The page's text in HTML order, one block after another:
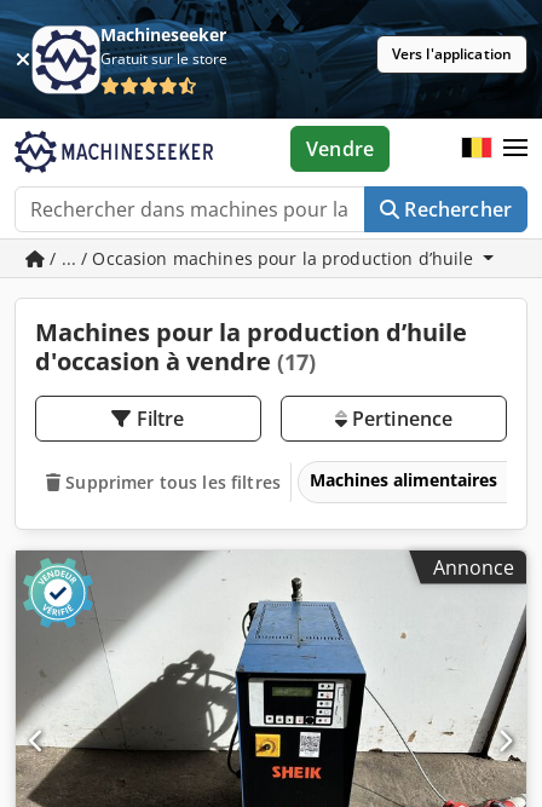
Machineseeker
Gratuit sur le store Vers l'application
Rechercher
Vendre
/ ... / Occasion machines pour la production d’huile
Machines pour la production d’huile
d'occasion à vendre (17)
Filtre Pertinence
Supprimer tous les filtres Machines alimentaires
Annonce